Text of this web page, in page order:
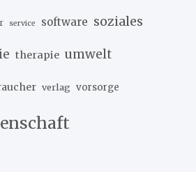
service software soziales
therapie umwelt
verlag vorsorge